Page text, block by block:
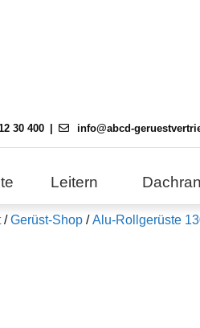
30 400 info@abcd-
Leitern
/Gerüst-Shop /Alu-Rollgerüste